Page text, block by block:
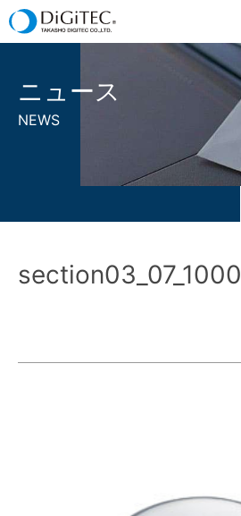
ニュース
NEWS
section03_07_1000